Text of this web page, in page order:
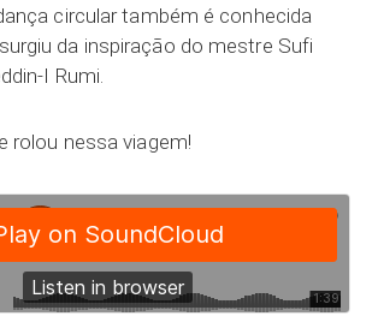
circular também é conhecida
da inspiração do mestre Sufi
I Rumi.
rolou nessa viagem!